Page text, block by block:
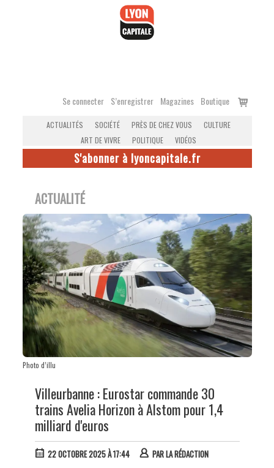
Se connecter S’enregistrer Magazines Boutique
Voir
ACTUALITÉS SOCIÉTÉ PRÈS DE CHEZ VOUS
CULTURE
ART DE VIVRE
POLITIQUE VIDÉOS
S'abonner à lyoncapitale.fr
ACTUALITÉ
Photo d’illu
Villeurbanne : Eurostar commande 30
trains Avelia Horizon à Alstom pour 1,4
milliard d'euros
22 OCTOBRE 2025 À 17:44 PARLA RÉDACTION